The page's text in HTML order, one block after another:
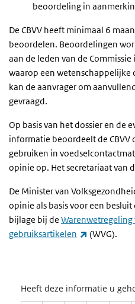
beoordeling in
De CBVV heeft minimaal 6
beoordelen. Beoordelingen
aan de leden van de
waarop een wetenschappelijke
kan de aanvrager om
gevraagd.
Op basis van het dossier en de
informatie beoordeelt de CBVV
gebruiken in
opinie op. Het secretariaat van
De Minister van
opinie als basis voor een
bijlage bij de
gebruiksartikelen
(externe link)
(WVG).
Heeft deze informatie u